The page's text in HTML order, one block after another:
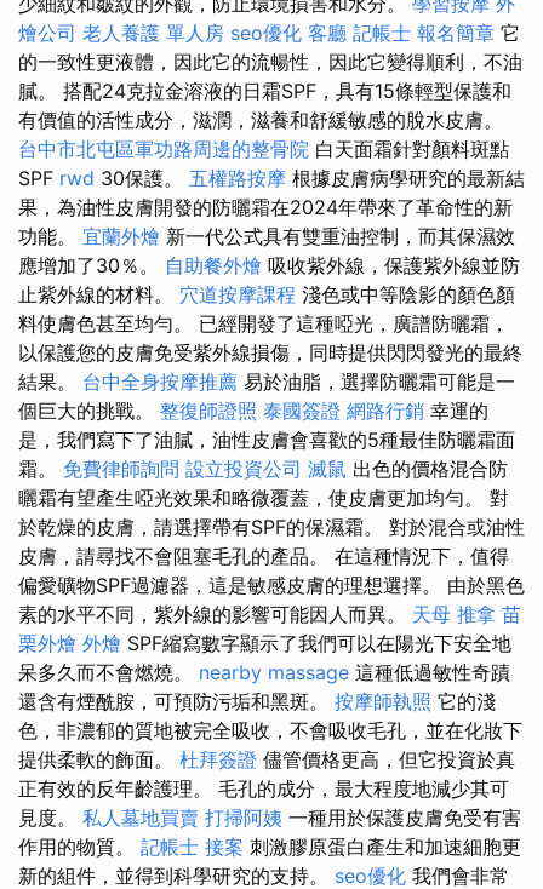
燴公司 老人養護 單人房 seo優化 客廳 記帳士 報名簡章 它
的一致性更液體，因此它的流暢性，因此它變得順利，不油
膩。 搭配24克拉金溶液的日霜SPF，具有15條輕型保護和
有價值的活性成分，滋潤，滋養和舒緩敏感的脫水皮膚。
台中市北屯區軍功路周邊的整骨院 白天面霜針對顏料斑點
SPF rwd 30保護。 五權路按摩 根據皮膚病學研究的最新結
果，為油性皮膚開發的防曬霜在2024年帶來了革命性的新
功能。 宜蘭外燴 新一代公式具有雙重油控制，而其保濕效
應增加了30％。 自助餐外燴 吸收紫外線，保護紫外線並防
止紫外線的材料。 穴道按摩課程 淺色或中等陰影的顏色顏
料使膚色甚至均勻。 已經開發了這種啞光，廣譜防曬霜，
以保護您的皮膚免受紫外線損傷，同時提供閃閃發光的最終
結果。 台中全身按摩推薦 易於油脂，選擇防曬霜可能是一
個巨大的挑戰。 整復師證照 泰國簽證 網路行銷 幸運的
是，我們寫下了油膩，油性皮膚會喜歡的5種最佳防曬霜面
霜。 免費律師詢問 設立投資公司 滅鼠 出色的價格混合防
曬霜有望產生啞光效果和略微覆蓋，使皮膚更加均勻。 對
於乾燥的皮膚，請選擇帶有SPF的保濕霜。 對於混合或油性
皮膚，請尋找不會阻塞毛孔的產品。 在這種情況下，值得
偏愛礦物SPF過濾器，這是敏感皮膚的理想選擇。 由於黑色
素的水平不同，紫外線的影響可能因人而異。 天母 推拿 苗
栗外燴 外燴 SPF縮寫數字顯示了我們可以在陽光下安全地
呆多久而不會燃燒。 nearby massage 這種低過敏性奇蹟
還含有煙酰胺，可預防污垢和黑斑。 按摩師執照 它的淺
色，非濃郁的質地被完全吸收，不會吸收毛孔，並在化妝下
提供柔軟的飾面。 杜拜簽證 儘管價格更高，但它投資於真
正有效的反年齡護理。 毛孔的成分，最大程度地減少其可
見度。 私人墓地買賣 打掃阿姨 一種用於保護皮膚免受有害
作用的物質。 記帳士 接案 刺激膠原蛋白產生和加速細胞更
新的組件，並得到科學研究的支持。 seo優化 我們會非常